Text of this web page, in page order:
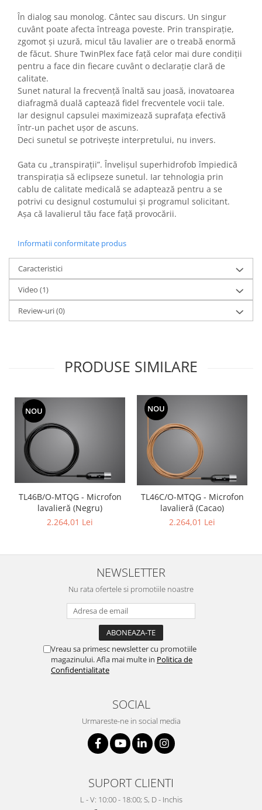
În dialog sau monolog. Cântec sau discurs. Un singur
cuvânt poate afecta întreaga poveste. Prin transpirație,
zgomot și uzură, micul tău lavalier are o treabă enormă
de făcut. Shure TwinPlex face față celor mai dure condiții
pentru a face din fiecare cuvânt o declarație clară de
calitate.
Sunet natural la frecvență înaltă sau joasă, inovatoarea
diafragmă duală captează fidel frecventele vocii tale.
Iar designul capsulei maximizează suprafața efectivă
într-un pachet ușor de ascuns.
Deci sunetul se potrivește interpretului, nu invers.
Gata cu „transpirații”. Învelișul superhidrofob împiedică
transpirația să eclipseze sunetul. Iar tehnologia prin
cablu de calitate medicală se adaptează pentru a se
potrivi cu designul costumului și programul solicitant.
Așa că lavalierul tău face față provocării.
Informatii conformitate produs
Caracteristici
Video (1)
Review-uri(0)
PRODUSE SIMILARE
NOU
TL46B/O-MTQG - Microfon
lavalieră (Negru)
2.264,01 Lei
NOU
TL46C/O-MTQG - Microfon
lavalieră (Cacao)
2.264,01 Lei
NEWSLETTER
Nu rata ofertele si promotiile noastre
Vreau sa primesc newsletter cu promotiile
magazinului. Afla mai multe in Politica de
Confidentialitate
SOCIAL
Urmareste-ne in social media
SUPORT CLIENTI
L - V: 10:00 - 18:00; S, D - Inchis